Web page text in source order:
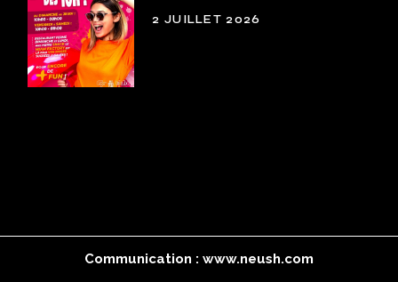
2 JUILLET 2026
Communication : www.neush.com